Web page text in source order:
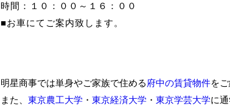
時間：１０：００～１６：００
■お車にてご案内致します。
明星商事では単身やご家族で住める府中の賃貸物件を
また、 東京農工大学 ・ 東京経済大学 ・ 東京学芸大学に